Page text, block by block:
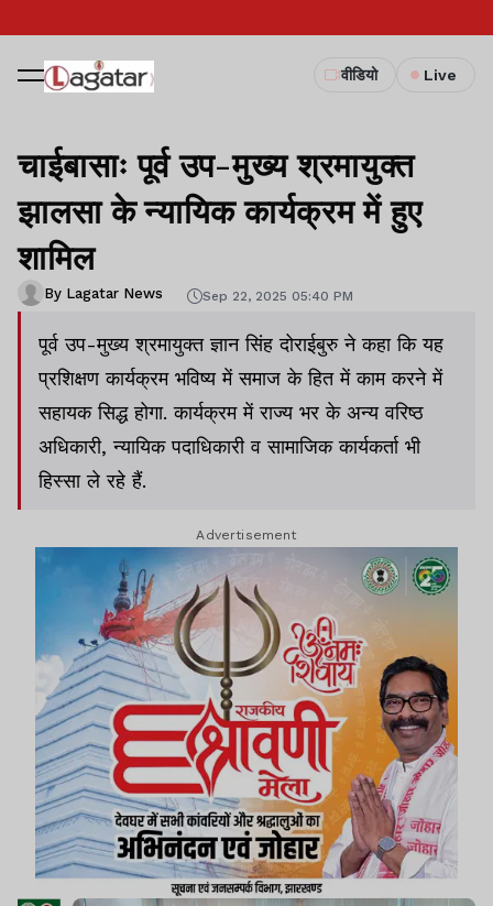
वीडियो Live
चाईबासाः पूर्व उप-मुख्य श्रमायुक्त
झालसा के न्यायिक कार्यक्रम में हुए
शामिल
By Lagatar News Sep 22, 2025 05:40 PM
पूर्व उप-मुख्य श्रमायुक्त ज्ञान सिंह दोराईबुरु ने कहा कि यह
प्रशिक्षण कार्यक्रम भविष्य में समाज के हित में काम करने में
सहायक सिद्ध होगा. कार्यक्रम में राज्य भर के अन्य वरिष्ठ
अधिकारी, न्यायिक पदाधिकारी व सामाजिक कार्यकर्ता भी
हिस्सा ले रहे हैं.
Advertisement